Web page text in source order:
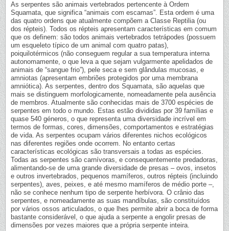
As serpentes são animais vertebrados pertencente à Ordem
Squamata, que significa “animais com escamas”. Esta ordem é uma
das quatro ordens que atualmente compõem a Classe Reptilia (ou
dos répteis). Todos os répteis apresentam características em comum
que os definem: são todos animais vertebrados tetrápodes (possuem
um esqueleto típico de um animal com quatro patas),
poiquilotérmicos (não conseguem regular a sua temperatura interna
autonomamente, o que leva a que sejam vulgarmente apelidados de
animais de “sangue frio”), pele seca e sem glândulas mucosas, e
amniotas (apresentam embriões protegidos por uma membrana
amniótica). As serpentes, dentro dos Squamata, são aquelas que
mais se distinguem morfologicamente, nomeadamente pela ausência
de membros. Atualmente são conhecidas mais de 3700 espécies de
serpentes em todo o mundo. Estas estão divididas por 39 famílias e
quase 540 géneros, o que representa uma diversidade incrível em
termos de formas, cores, dimensões, comportamentos e estratégias
de vida. As serpentes ocupam vários diferentes nichos ecológicos
nas diferentes regiões onde ocorrem. No entanto certas
características ecológicas são transversais a todas as espécies.
Todas as serpentes são carnívoras, e consequentemente predadoras,
alimentando-se de uma grande diversidade de presas – ovos, insetos
e outros invertebrados, pequenos mamíferos, outros répteis (incluindo
serpentes), aves, peixes, e até mesmo mamíferos de médio porte –,
não se conhece nenhum tipo de serpente herbívora. O crânio das
serpentes, e nomeadamente as suas mandíbulas, são constituídos
por vários ossos articulados, o que lhes permite abrir a boca de forma
bastante considerável, o que ajuda a serpente a engolir presas de
dimensões por vezes maiores que a própria serpente inteira.